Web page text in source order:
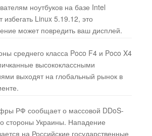
ноутбуков на базе Intel
избегать Linux 5.19.12, это
может повредить ваш дисплей.
среднего класса Poco F4 и Poco X4
высококлассными
выходят на глобальный рынок в
РФ сообщает о массовой DDoS-
стороны Украины. Нападение
на Российские государственные